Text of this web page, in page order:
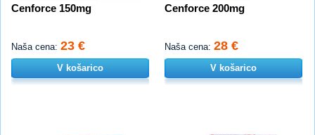
Cenforce 150mg
Naša cena: 23 €
V košarico
Cenforce 200mg
Naša cena: 28 €
V košarico